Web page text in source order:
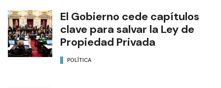
El Gobierno cede capítulos
clave para salvar la Ley de
Propiedad Privada
POLÍTICA